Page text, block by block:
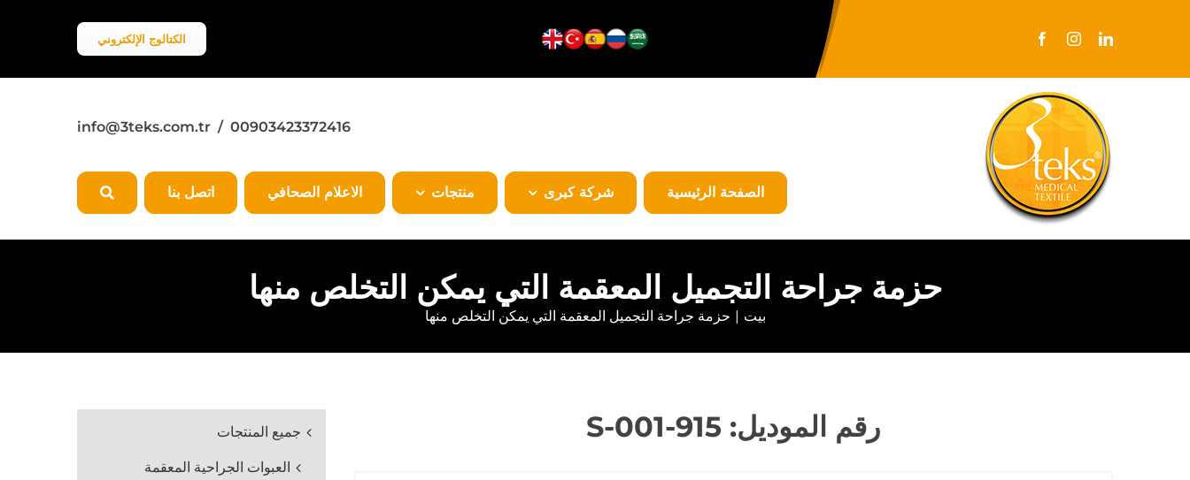
الكتالوج الإلكتروني
info@3teks.com.tr/ 00903423372416
الصفحة الرئيسية شركة كبرى منتجات الاعلام الصحافي اتصل بنا
حزمة جراحة التجميل المعقمة التي يمكن التخلص منها
بيت حزمة جراحة التجميل المعقمة التي يمكن التخلص منها
رقم الموديل: 915-001-S جميع المنتجات
العبوات الجراحية المعقمة